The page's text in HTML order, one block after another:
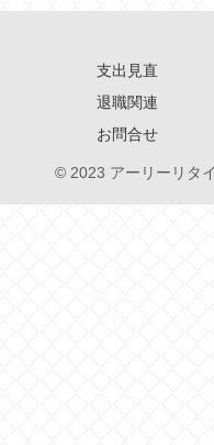
支出見直
退職関連
お問合せ
© 2023 アーリーリタ